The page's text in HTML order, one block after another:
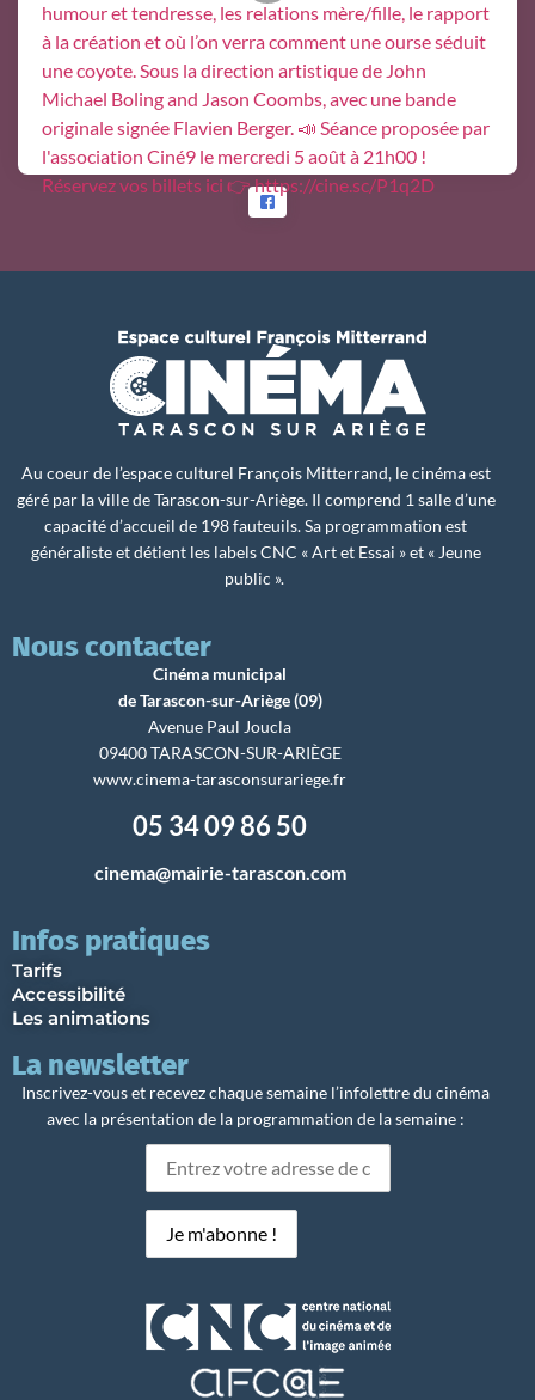
Au coeur de l’espace culturel François Mitterrand, le cinéma est
géré par la ville de Tarascon-sur-Ariège. Il comprend 1 salle d’une
capacité d’accueil de 198 fauteuils. Sa programmation est
généraliste et détient les labels CNC « Art et Essai » et « Jeune
public ».
Nous contacter
Cinéma municipal
de Tarascon-sur-Ariège (09)
Avenue Paul Joucla
09400 TARASCON-SUR-ARIÈGE
www.cinema-tarasconsurariege.fr
05 34 09 86 50
cinema@mairie-tarascon.com
Infos pratiques
Tarifs
Accessibilité
Les animations
La newsletter
Inscrivez-vous et recevez chaque semaine l’infolettre du cinéma
avec la présentation de la programmation de la semaine :